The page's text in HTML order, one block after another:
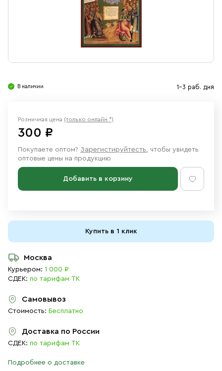
В наличии 1-3 раб. дня
Розничная цена (только онлайн *)
300 ₽
Покупаете оптом? Зарегистируйтесть, чтобы увидеть
оптовые цены на продукцию
Добавить в корзину
Купить в 1 клик
Москва
Курьером: 1 000 ₽
СДЕК: по тарифам ТК
Самовывоз
Стоимость: Бесплатно
Доставка по России
СДЕК: по тарифам ТК
Подробнее о доставке